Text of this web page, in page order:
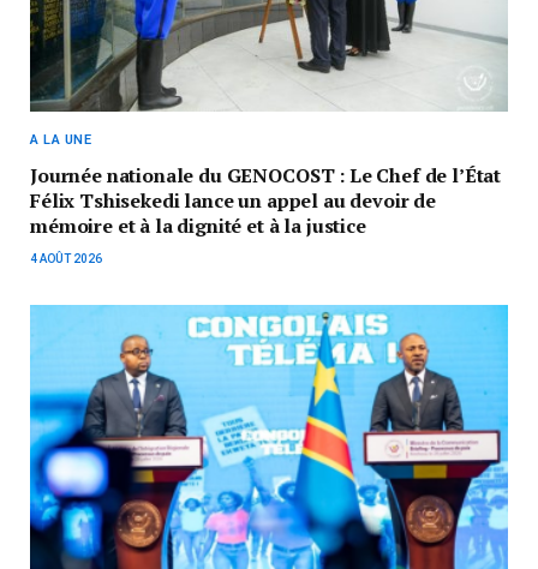
A LA UNE
Journée nationale du GENOCOST : Le Chef de l’État
Félix Tshisekedi lance un appel au devoir de
mémoire et à la dignité et à la justice
4 AOÛT 2026